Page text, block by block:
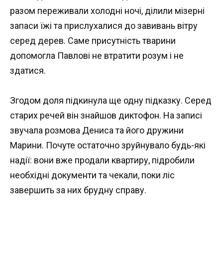
разом переживали холодні ночі, ділили мізерні
запаси їжі та прислухалися до завивань вітру
серед дерев. Саме присутність тварини
допомогла Павлові не втратити розум і не
здатися.
Згодом доля підкинула ще одну підказку. Серед
старих речей він знайшов диктофон. На записі
звучала розмова Дениса та його дружини
Марини. Почуте остаточно зруйнувало будь-які
надії: вони вже продали квартиру, підробили
необхідні документи та чекали, поки ліс
завершить за них брудну справу.